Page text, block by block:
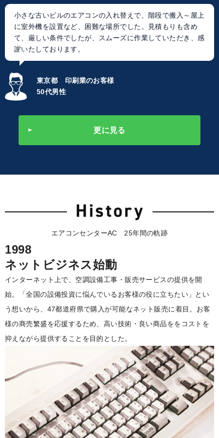
小さな古いビルのエアコンの入れ替えで、階段で搬入～屋上
に室外機を設置など、困難な場所でした。見積もりも含め
て、厳しい条件でしたが、スムーズに作業していただき、感
謝いたしております。
東京都 印刷業のお客様
50代男性
更に見る
エアコンセンターAC 25年間の軌跡
1998
ネットビジネス始動
インターネット上で、空調設備工事・販売サービスの提供を開
始。「全国の設備投資に悩んでいるお客様の役に立ちたい」とい
う想いから、47都道府県で購入が可能なネット販売に着目。お客
様の商売繁盛を応援するため、高い技術・良い商品ををコストを
抑えながら提供することを目的とした。